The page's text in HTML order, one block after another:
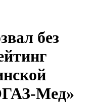
без
Мед»